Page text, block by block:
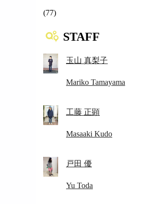
(77)
STAFF
玉山 真梨子
Mariko Tamayama
工藤 正顕
Masaaki Kudo
戸田 優
Yu Toda